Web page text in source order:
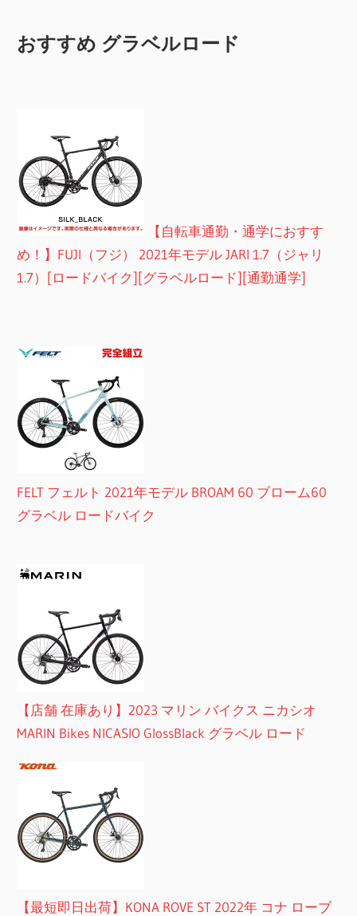
おすすめ グラベルロード
【自転車通勤・通学におすす
め！】FUJI（フジ） 2021年モデル JARI 1.7（ジャリ
1.7）[ロードバイク][グラベルロード][通勤通学]
FELT フェルト 2021年モデル BROAM 60 ブローム60
グラベル ロードバイク
【店舗 在庫あり】2023 マリン バイクス ニカシオ
MARIN Bikes NICASIO GlossBlack グラベル ロード
【最短即日出荷】KONA ROVE ST 2022年 コナ ローブ